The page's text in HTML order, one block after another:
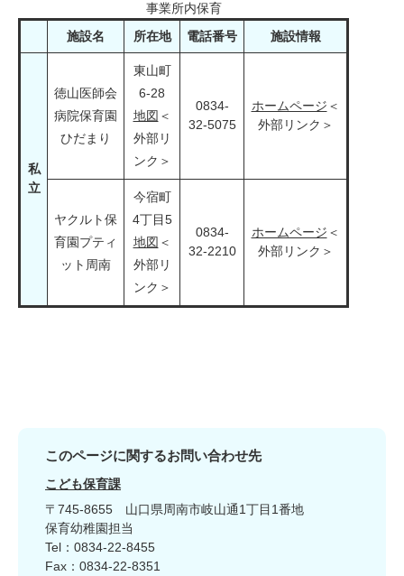
事業所内保育
施設名
所在地 電話番号 施設情報
私
立
徳山医師会
病院保育園
ひだまり
東山町
6-28
地図 ＜
外部リ
ンク＞
0834-
32-5075
ホームページ ＜
外部リンク＞
ヤクルト保
育園プティ
ット周南
今宿町
4丁目5
地図 ＜
外部リ
ンク＞
0834-
32-2210
ホームページ ＜
外部リンク＞
このページに関するお問い合わせ先
こども保育課
〒745-8655
山口県周南市岐山通1丁目1番地
保育幼稚園担当
Tel：0834-22-8455
Fax：0834-22-8351